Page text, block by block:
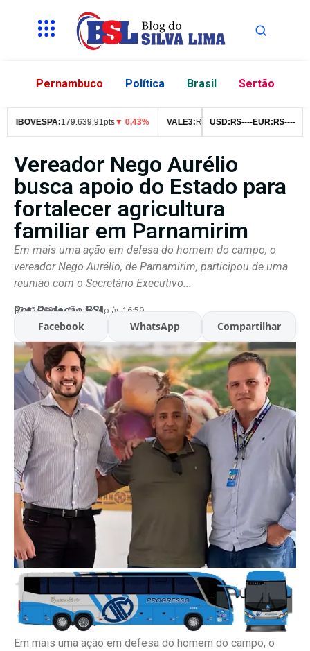
Pernambuco Política Brasil Sertão
IBOVESPA:179.639,91pts▼ 0,43% VALE3:R$76,99▼ 2,49% ITUB4:R$
USD: R$----EUR: R$----
Vereador Nego Aurélio
busca apoio do Estado para
fortalecer agricultura
familiar em Parnamirim
Em mais uma ação em defesa do homem do campo, o
vereador Nego Aurélio, de Parnamirim, participou de uma
reunião com o Secretário Executivo...
Por:Redação BSL
07/02/2026 Atualizado às 16:59
Facebook WhatsApp Compartilhar
Em mais uma ação em defesa do homem do campo, o